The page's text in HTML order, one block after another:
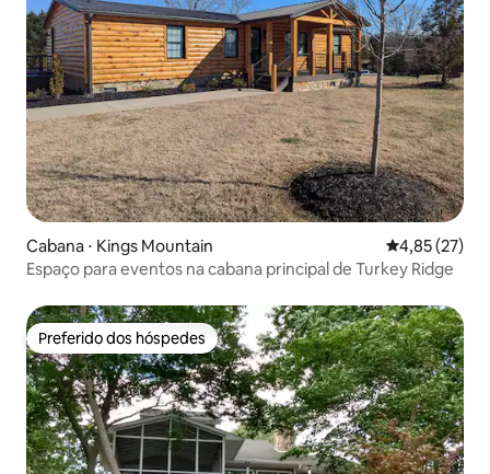
Cabana ⋅ Kings Mountain 4,85 de uma
4,85 (27)
Espaço para eventos na cabana principal de Turkey Ridge
Preferido dos hóspedes
Preferido dos hóspedes